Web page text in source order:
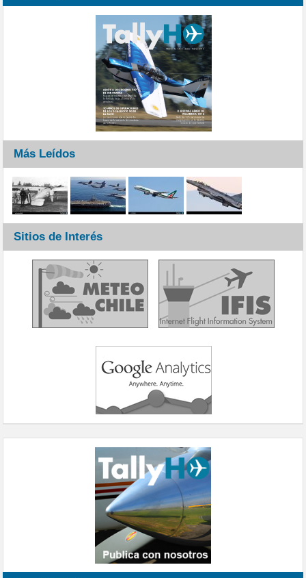
Más Leídos
Sitios de Interés